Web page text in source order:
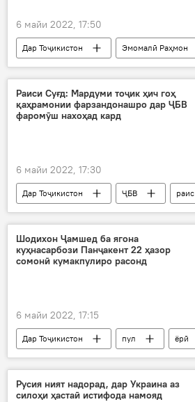
6 майи 2022, 17:50
Дар Тоҷикистон
Эмомалӣ Раҳмон
гулгузорӣ
Рӯзи ғалаба
ҷашни рӯзи Ғалаба
маросим
Раиси Суғд: Мардуми тоҷик ҳич гоҳ
қаҳрамонии фарзандонашро дар ҶБВ
фаромӯш нахоҳад кард
6 майи 2022, 17:30
Дар Тоҷикистон ҶБВ
раис
Суғд
паём шодбошӣ
Шодихон Ҷамшед ба ягона
куҳнасарбози Панҷакент 22 ҳазор
сомонӣ кумакпулиро расонд
6 майи 2022, 17:15
Дар Тоҷикистон пул
ёрӣ
Панҷакент
ғалаба ҶБВ
Русия ният надорад, дар Украина аз
силоҳи ҳастаӣ истифода намояд